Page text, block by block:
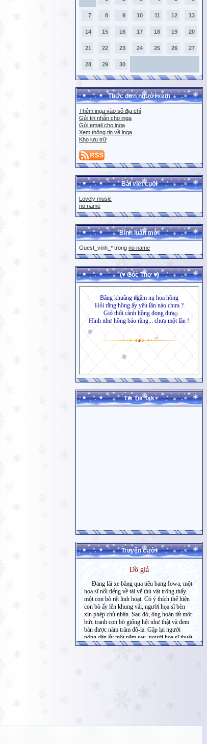
7 8 9 10 11 12 13
14 15 16 17 18 19 20
21 22 23 24 25 26 27
28 29 30
Thực đơn người xem
Thêm inga vào sổ địa chỉ
Gửi tin nhắn cho inga
Gửi email cho inga
Xem thông tin về inga
Kho lưu trữ
Bài viết cuối
Lovely music
no name
Bình luận mới
Guest_vinh_* trong no name
(♥ Góc Thơ ♥)
Tik Tik Tak
Truyện cười